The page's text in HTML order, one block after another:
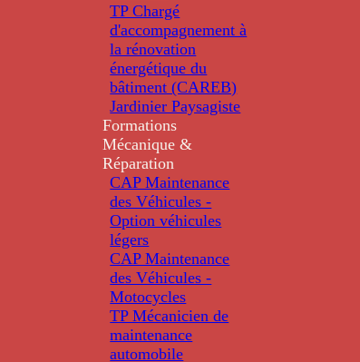
TP Chargé
d'accompagnement à
la rénovation
énergétique du
bâtiment (CAREB)
Jardinier Paysagiste
Formations
Mécanique &
Réparation
CAP Maintenance
des Véhicules -
Option véhicules
légers
CAP Maintenance
des Véhicules -
Motocycles
TP Mécanicien de
maintenance
automobile